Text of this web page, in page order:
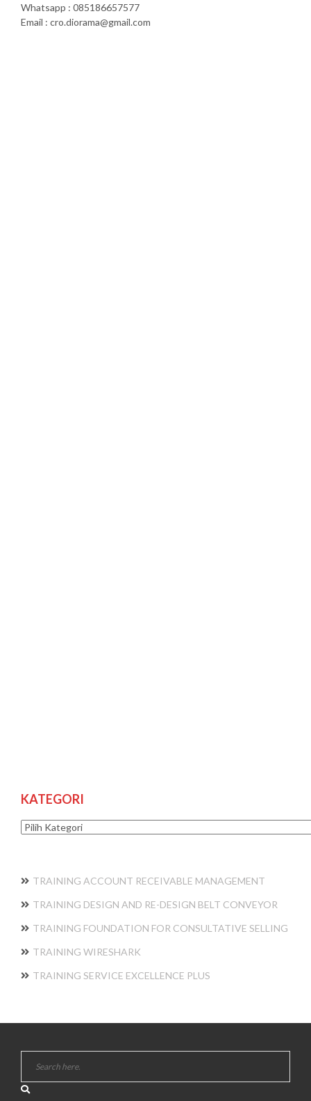
Whatsapp : 085186657577
Email : cro.diorama@gmail.com
KATEGORI
Kategori
TRAINING ACCOUNT RECEIVABLE MANAGEMENT
TRAINING DESIGN AND RE-DESIGN BELT CONVEYOR
TRAINING FOUNDATION FOR CONSULTATIVE SELLING
TRAINING WIRESHARK
TRAINING SERVICE EXCELLENCE PLUS